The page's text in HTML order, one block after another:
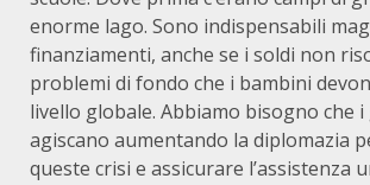
enorme lago. Sono indispensabili
finanziamenti, anche se i soldi non
problemi di fondo che i bambini
livello globale. Abbiamo bisogno che
agiscano aumentando la diplomazia
queste crisi e assicurare l’assistenza